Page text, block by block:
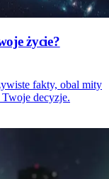
życie?
fakty, obal mity
decyzje.